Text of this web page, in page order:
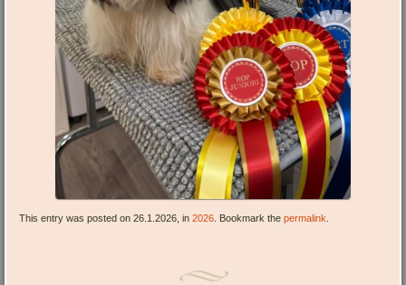
This entry was posted on 26.1.2026, in2026 . Bookmark thepermalink